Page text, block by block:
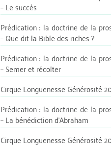
– Le succès
Prédication : la doctrine de la
– Que dit la Bible des riches ?
Prédication : la doctrine de la
– Semer et récolter
Cirque Longuenesse Générosité
Prédication : la doctrine de la
– La bénédiction d’Abraham
Cirque Longuenesse Générosité